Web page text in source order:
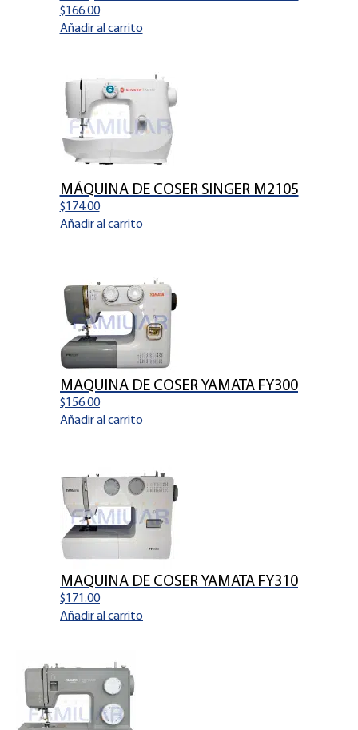
$166.00
Añadir al carrito
MÁQUINA DE COSER SINGER M2105
$174.00
Añadir al carrito
MAQUINA DE COSER YAMATA FY300
$156.00
Añadir al carrito
MAQUINA DE COSER YAMATA FY310
$171.00
Añadir al carrito